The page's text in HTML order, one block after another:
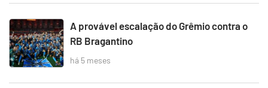
A provável escalação do Grêmio contra o
RB Bragantino
há 5 meses